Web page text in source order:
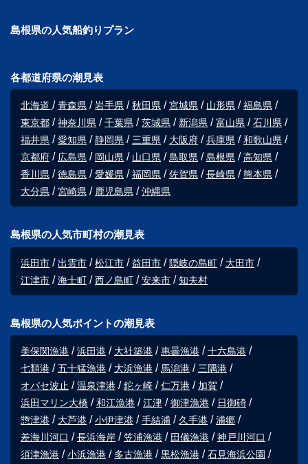
島根県の人気船釣りプラン
各都道府県の潮見表
北海道 青森県 岩手県 秋田県 宮城県 山形県
福島県
東京都
神奈川県 千葉県 茨城県 新潟県 富山県
石川県
福井県
愛知県 静岡県 三重県 大阪府 兵庫県
和歌山県
京都府
広島県 岡山県 山口県 鳥取県 島根県
高知県
香川県
徳島県 愛媛県 福岡県 佐賀県 長崎県
熊本県
大分県
宮崎県 鹿児島県 沖縄県
島根県の人気市町村の潮見表
浜田市 出雲市 松江市 益田市 隠岐の島町
大田市
江津市
海士町 西ノ島町 安来市 知夫村
島根県の人気ポイントの潮見表
美保関漁港 浜田港 大社築港 惠曇漁港
十六島港
七類港
五十猛漁港 大浜漁港 馬潟港
三隅港
オバセ波止
温泉津港 鉈ヶ崎 仁万港
加賀
浜田マリン大橋
和江漁港 江津 御津漁港
日御碕
惣津港
大芦港 小伊津港 手結浦 久手港
浦郷
差海川河口
長浜海岸 笠浦漁港 田儀漁港
神戸川河口
須津漁港
小浜漁港 多古漁港 黒松漁港
石見海浜公園